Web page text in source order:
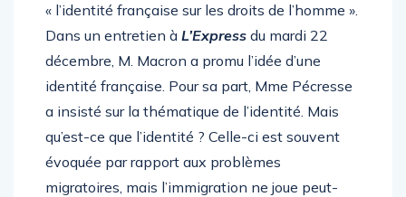
« l’identité française sur les droits de l’homme ».
Dans un entretien à L’Express du mardi 22
décembre, M. Macron a promu l’idée d’une
identité française. Pour sa part, Mme Pécresse
a insisté sur la thématique de l’identité. Mais
qu’est-ce que l’identité ? Celle-ci est souvent
évoquée par rapport aux problèmes
migratoires, mais l’immigration ne joue peut-